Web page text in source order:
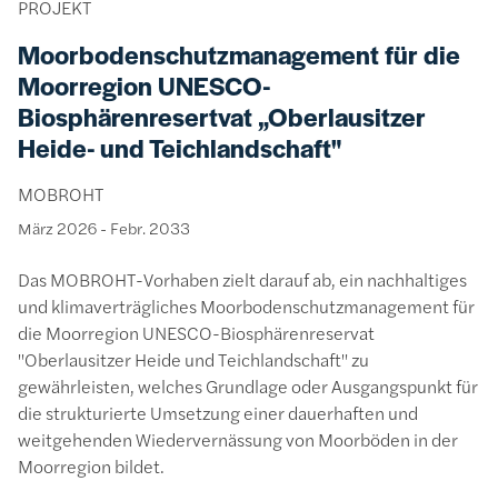
PROJEKT
Moorbodenschutzmanagement für die
Moorregion UNESCO-
Biosphärenresertvat „Oberlausitzer
Heide- und Teichlandschaft"
MOBROHT
März 2026 - Febr. 2033
Das MOBROHT-Vorhaben zielt darauf ab, ein nachhaltiges
und klimaverträgliches Moorbodenschutzmanagement für
die Moorregion UNESCO-Biosphärenreservat
"Oberlausitzer Heide und Teichlandschaft" zu
gewährleisten, welches Grundlage oder Ausgangspunkt für
die strukturierte Umsetzung einer dauerhaften und
weitgehenden Wiedervernässung von Moorböden in der
Moorregion bildet.